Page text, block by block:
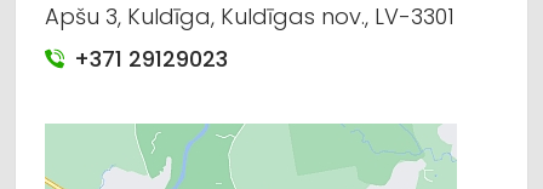
Apšu 3, Kuldīga, Kuldīgas nov., LV-3301
+371 29129023